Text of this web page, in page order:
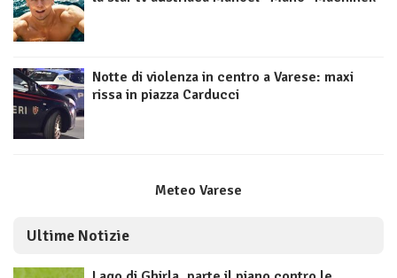
Notte di violenza in centro a Varese: maxi
rissa in piazza Carducci
Meteo Varese
Ultime Notizie